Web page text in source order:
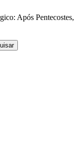
Após Pentecostes,